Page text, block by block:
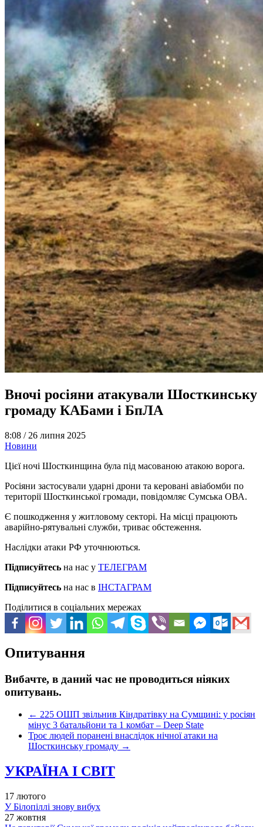
Вночі росіяни атакували Шосткинську
громаду КАБами і БпЛА
8:08 / 26 липня 2025
Новини
Цієї ночі Шосткинщина була під масованою атакою ворога.
Росіяни застосували ударні дрони та керовані авіабомби по
території Шосткинської громади, повідомляє Сумська ОВА.
Є пошкодження у житловому секторі. На місці працюють
аварійно-рятувальні служби, триває обстеження.
Наслідки атаки РФ уточнюються.
Підписуйтесь на нас у ТЕЛЕГРАМ
Підписуйтесь на нас в ІНСТАГРАМ
Поділитися в соціальних мережах
Опитування
Вибачте, в даний час не проводиться ніяких
опитувань.
← 225 ОШП звільнив Кіндратівку на Сумщині: у росіян
мінус 3 батальйони та 1 комбат – Deep State
Троє людей поранені внаслідок нічної атаки на
Шосткинську громаду →
УКРАЇНА І СВІТ
17 лютого
У Білопіллі знову вибух
27 жовтня